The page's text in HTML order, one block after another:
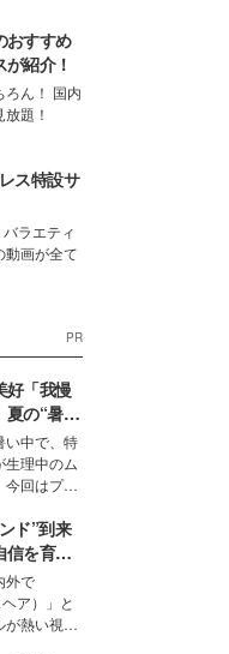
おすすめ
紹介！
ろん！ 国内
題！
ス特設サ
ラエティ
動画が全て
PR
好「我慢
夏の“暑さ
とは？
い中で、特
生理中のム
今回はプラ
と橋下美
子会トー
適に過ご
した夏の
ました。
ド”到来
信を育む
？
外で
ア）」と
が熱い視線